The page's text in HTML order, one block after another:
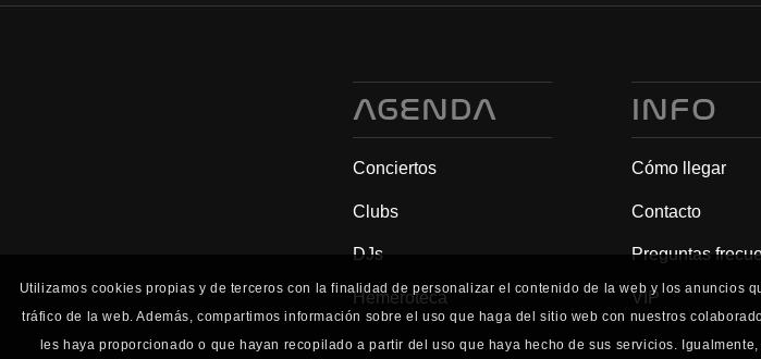
AGENDA
Conciertos
Clubs
DJs
Hemeroteca
INFO
Cómo llegar
Contacto
Preguntas
VIP
Utilizamos cookies propias y de terceros con la finalidad de personalizar el contenido de la web y los anuncios
tráfico de la web. Además, compartimos información sobre el uso que haga del sitio web con nuestros
les haya proporcionado o que hayan recopilado a partir del uso que haya hecho de sus servicios.